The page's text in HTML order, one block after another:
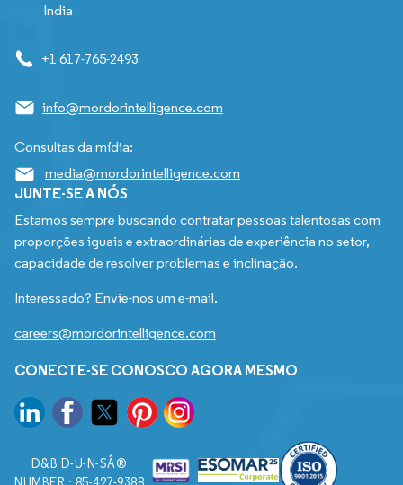
India
+1 617-765-2493
info@mordorintelligence.com
Consultas da mídia:
media@mordorintelligence.com
JUNTE-SE A NÓS
Estamos sempre buscando contratar pessoas talentosas com
proporções iguais e extraordinárias de experiência no setor,
capacidade de resolver problemas e inclinação.
Interessado? Envie-nos um e-mail.
careers@mordorintelligence.com
CONECTE-SE CONOSCO AGORA MESMO
D&B D-U-N-SÂ®